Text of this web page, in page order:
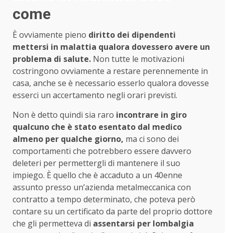
come
È ovviamente pieno diritto dei dipendenti
mettersi in malattia qualora dovessero avere un
problema di salute. Non tutte le motivazioni
costringono ovviamente a restare perennemente in
casa, anche se è necessario esserlo qualora dovesse
esserci un accertamento negli orari previsti.
Non è detto quindi sia raro incontrare in giro
qualcuno che è stato esentato dal medico
almeno per qualche giorno, ma ci sono dei
comportamenti che potrebbero essere davvero
deleteri per permettergli di mantenere il suo
impiego. È quello che è accaduto a un 40enne
assunto presso un’azienda metalmeccanica con
contratto a tempo determinato, che poteva però
contare su un certificato da parte del proprio dottore
che gli permetteva di assentarsi per lombalgia